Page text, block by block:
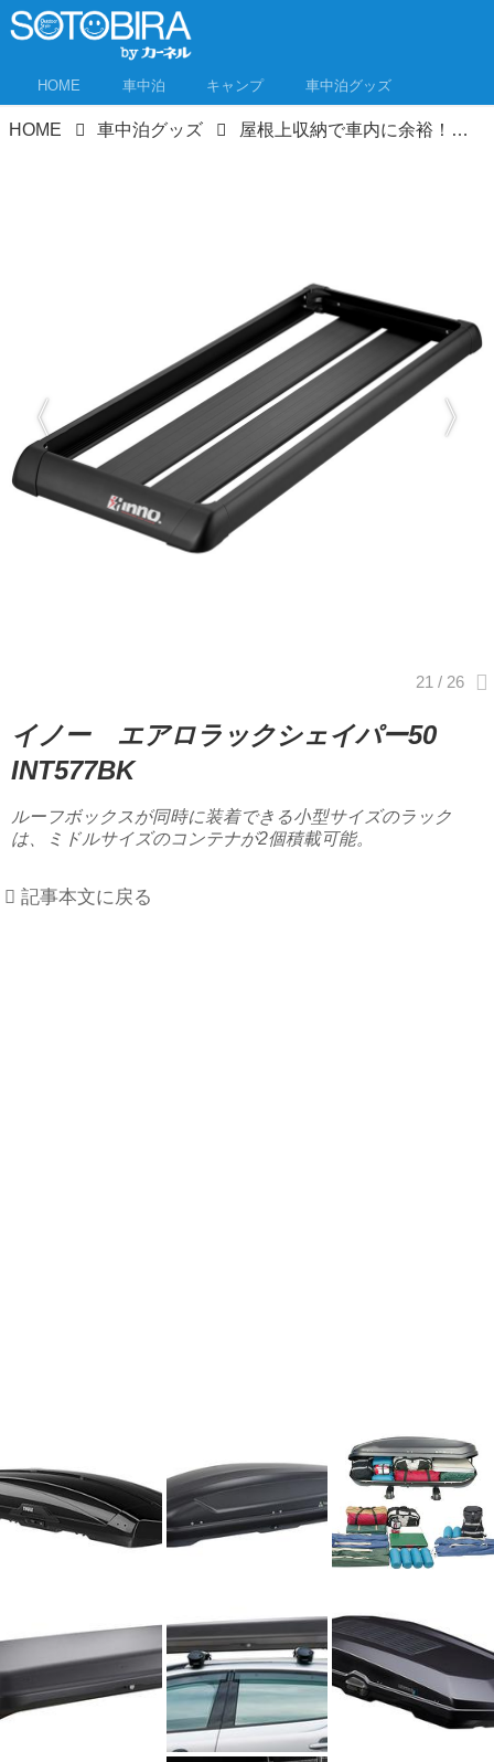
HOME 車中泊 キャンプ 車中泊グッズ
HOME 車中泊グッズ 屋根上収納で車内に余裕！ルーフボックス＆ルーフラックおすすめ11選＋α！
イノー エアロラックシェイパー50
INT577BK
ルーフボックスが同時に装着できる小型サイズのラック
は、ミドルサイズのコンテナが2個積載可能。
記事本文に戻る